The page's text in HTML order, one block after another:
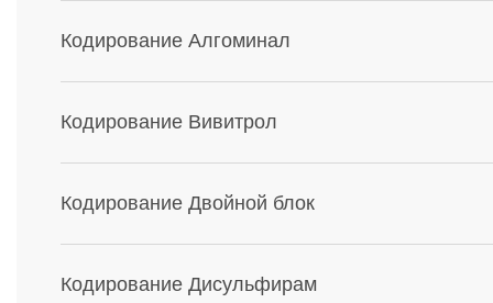
Кодирование Алгоминал
Кодирование Вивитрол
Кодирование Двойной блок
Кодирование Дисульфирам